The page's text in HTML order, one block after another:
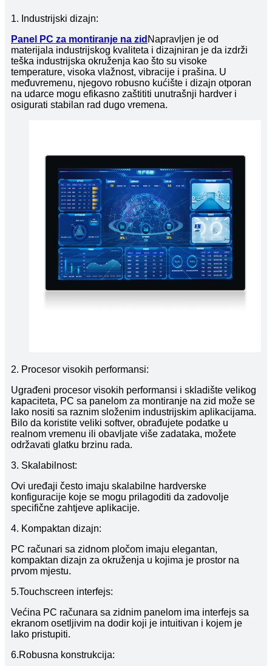
1. Industrijski dizajn:
Panel PC za montiranje na zid Napravljen je od
materijala industrijskog kvaliteta i dizajniran je da izdrži
teška industrijska okruženja kao što su visoke
temperature, visoka vlažnost, vibracije i prašina. U
međuvremenu, njegovo robusno kućište i dizajn otporan
na udarce mogu efikasno zaštititi unutrašnji hardver i
osigurati stabilan rad dugo vremena.
2. Procesor visokih performansi:
Ugrađeni procesor visokih performansi i skladište velikog
kapaciteta, PC sa panelom za montiranje na zid može se
lako nositi sa raznim složenim industrijskim aplikacijama.
Bilo da koristite veliki softver, obrađujete podatke u
realnom vremenu ili obavljate više zadataka, možete
održavati glatku brzinu rada.
3. Skalabilnost:
Ovi uređaji često imaju skalabilne hardverske
konfiguracije koje se mogu prilagoditi da zadovolje
specifične zahtjeve aplikacije.
4. Kompaktan dizajn:
PC računari sa zidnom pločom imaju elegantan,
kompaktan dizajn za okruženja u kojima je prostor na
prvom mjestu.
5.Touchscreen interfejs:
Većina PC računara sa zidnim panelom ima interfejs sa
ekranom osetljivim na dodir koji je intuitivan i kojem je
lako pristupiti.
6.Robusna konstrukcija: